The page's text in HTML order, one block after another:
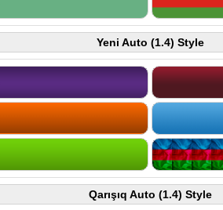
Yeni Auto (1.4) Style
Qarışıq Auto (1.4) Style